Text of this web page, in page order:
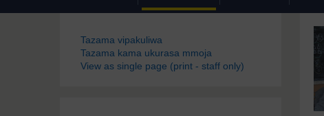
Blocks
Tazama vipakuliwa
Tazama kama ukurasa mmoja
View as single page (print - staff only)